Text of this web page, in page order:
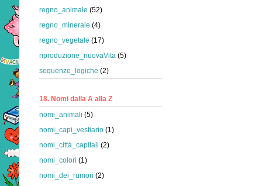
regno_animale (52)
regno_minerale (4)
regno_vegetale (17)
riproduzione_nuovaVita (5)
sequenze_logiche (2)
18. Nomi dalla A alla Z
nomi_animali (5)
nomi_capi_vestiario (1)
nomi_città_capitali (2)
nomi_colori (1)
nomi_dei_rumori (2)